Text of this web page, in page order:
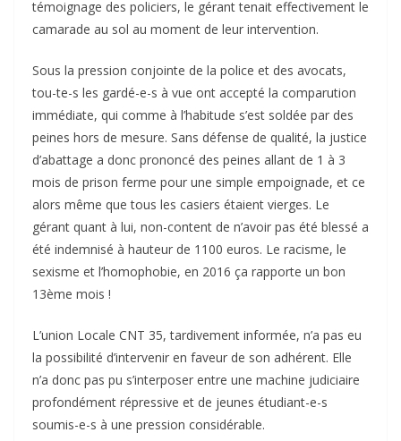
témoignage des policiers, le gérant tenait effectivement le
camarade au sol au moment de leur intervention.
Sous la pression conjointe de la police et des avocats,
tou-te-s les gardé-e-s à vue ont accepté la comparution
immédiate, qui comme à l’habitude s’est soldée par des
peines hors de mesure. Sans défense de qualité, la justice
d’abattage a donc prononcé des peines allant de 1 à 3
mois de prison ferme pour une simple empoignade, et ce
alors même que tous les casiers étaient vierges. Le
gérant quant à lui, non-content de n’avoir pas été blessé a
été indemnisé à hauteur de 1100 euros. Le racisme, le
sexisme et l’homophobie, en 2016 ça rapporte un bon
13ème mois !
L’union Locale CNT 35, tardivement informée, n’a pas eu
la possibilité d’intervenir en faveur de son adhérent. Elle
n’a donc pas pu s’interposer entre une machine judiciaire
profondément répressive et de jeunes étudiant-e-s
soumis-e-s à une pression considérable.